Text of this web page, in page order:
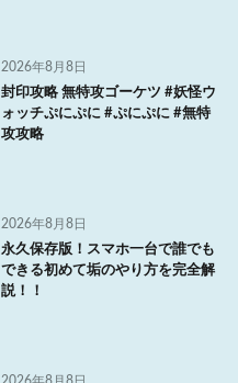
2026年8月8日
封印攻略 無特攻ゴーケツ #妖怪ウ
ォッチぷにぷに #ぷにぷに #無特
攻攻略
2026年8月8日
永久保存版！スマホ一台で誰でも
できる初めて垢のやり方を完全解
説！！